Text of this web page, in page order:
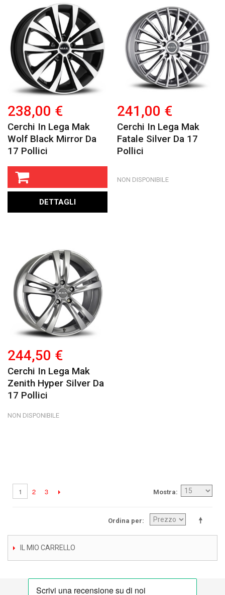
238,00 €
Cerchi In Lega Mak
Wolf Black Mirror Da
17 Pollici
DETTAGLI
241,00 €
Cerchi In Lega Mak
Fatale Silver Da 17
Pollici
NON DISPONIBILE
244,50 €
Cerchi In Lega Mak
Zenith Hyper Silver Da
17 Pollici
NON DISPONIBILE
Mostra
1 2 3
Ordina per
IL MIO CARRELLO